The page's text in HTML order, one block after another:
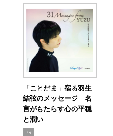
「ことだま」宿る羽生
結弦のメッセージ 名
言がもたらす心の平穏
と潤い
PR